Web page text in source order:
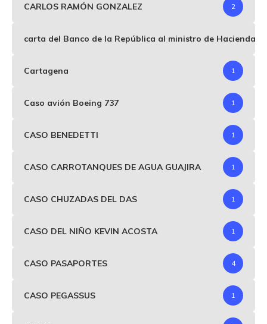
CARLOS RAMÓN GONZALEZ 2
carta del Banco de la República al ministro de Hacienda
Cartagena 1
Caso avión Boeing 737 1
CASO BENEDETTI 1
CASO CARROTANQUES DE AGUA GUAJIRA 1
CASO CHUZADAS DEL DAS 1
CASO DEL NIÑO KEVIN ACOSTA 1
CASO PASAPORTES 4
CASO PEGASSUS 1